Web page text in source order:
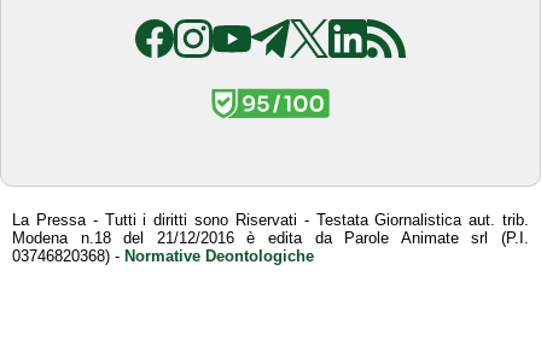
La Pressa - Tutti i diritti sono Riservati - Testata Giornalistica aut. trib.
Modena n.18 del 21/12/2016 è edita da Parole Animate srl (P.I.
03746820368) - Normative Deontologiche